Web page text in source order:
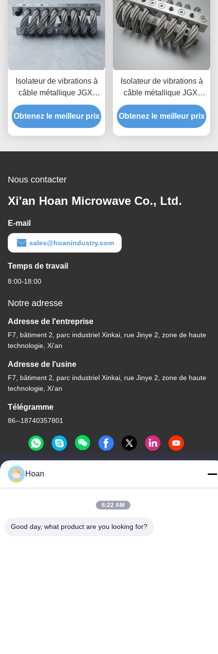
Isolateur de vibrations à
câble métallique JGX-
2228D-860B, prototypage
rapide, assemblage
rapide, support antichoc
Obtenez le meilleur prix
Isolateur de vibrations à
câble métallique JGX-
1598D-515B offrant une
capacité de charge
évolutive et une isolation
Obtenez le meilleur prix
Nous contacter
Xi'an Hoan Microwave Co., Ltd.
E-mail
sales@hoanindustry.com
Temps de travail
8:00-18:00
Notre adresse
Adresse de l'entreprise
F7, bâtiment 2, parc industriel Xinkai, rue Jinye 2, zone de haute
technologie, Xi'an
Adresse de l'usine
F7, bâtiment 2, parc industriel Xinkai, rue Jinye 2, zone de haute
technologie, Xi'an
Télégramme
86--18740357801
Chine Bonne qualité Amortisseur de vibration de câble métallique
Le fournisseur. 2024-2026 Xi'an Hoan Microwave Co., Ltd. . Tous
droits réservés.
Hoan
6:22 AM
Good day, what product are you looking for?